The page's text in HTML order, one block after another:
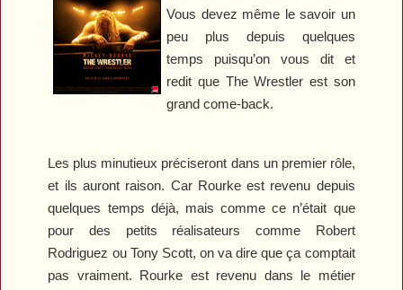
Vous devez même le savoir un
peu plus depuis quelques
temps puisqu’on vous dit et
redit que The Wrestler est son
grand come-back.
Les plus minutieux préciseront dans un premier rôle,
et ils auront raison. Car Rourke est revenu depuis
quelques temps déjà, mais comme ce n’était que
pour des petits réalisateurs comme Robert
Rodriguez ou Tony Scott, on va dire que ça comptait
pas vraiment. Rourke est revenu dans le métier